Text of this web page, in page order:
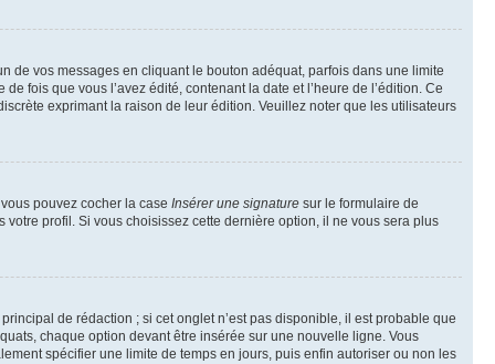
de vos messages en cliquant le bouton adéquat, parfois dans une limite
fois que vous l’avez édité, contenant la date et l’heure de l’édition. Ce
exprimant la raison de leur édition. Veuillez noter que les utilisateurs
pouvez cocher la case Insérer une signature sur le formulaire de
profil. Si vous choisissez cette dernière option, il ne vous sera plus
de rédaction ; si cet onglet n’est pas disponible, il est probable que
chaque option devant être insérée sur une nouvelle ligne. Vous
spécifier une limite de temps en jours, puis enfin autoriser ou non les